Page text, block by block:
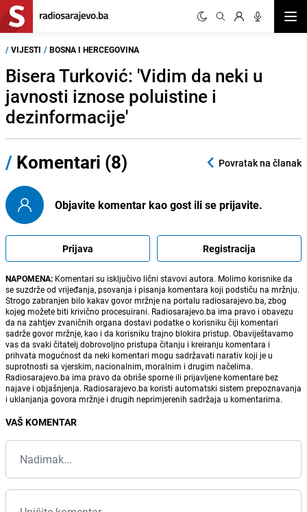
/ VIJESTI / BOSNA I HERCEGOVINA
Bisera Turković: 'Vidim da neki u
javnosti iznose poluistine i
dezinformacije'
/ Komentari (8) Povratak na članak
Objavite komentar kao gost ili se prijavite.
Prijava Registracija
NAPOMENA: Komentari su isključivo lični stavovi autora. Molimo korisnike da
se suzdrže od vrijeđanja, psovanja i pisanja komentara koji podstiču na mržnju.
Strogo zabranjen bilo kakav govor mržnje na portalu radiosarajevo.ba, zbog
kojeg možete biti krivično procesuirani. Radiosarajevo.ba ima pravo i obavezu
da na zahtjev zvaničnih organa dostavi podatke o korisniku čiji komentari
sadrže govor mržnje, kao i da korisniku trajno blokira pristup. Obaviještavamo
vas da svaki čitatelj dobrovoljno pristupa čitanju i kreiranju komentara i
prihvata mogućnost da neki komentari mogu sadržavati narativ koji je u
suprotnosti sa vjerskim, nacionalnim, moralnim i drugim načelima.
Radiosarajevo.ba ima pravo da obriše sporne ili prijavljene komentare bez
najave i objašnjenja. Radiosarajevo.ba koristi automatski sistem prepoznavanja
i uklanjanja govora mržnje i drugih neprimjerenih sadržaja u komentarima.
VAŠ KOMENTAR